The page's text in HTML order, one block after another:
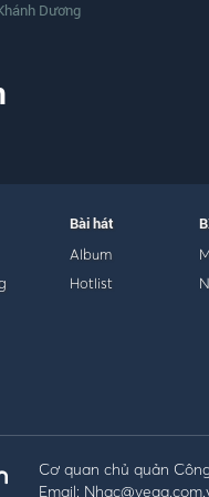
Dương
Bài hát
Album
Hotlist
Cơ quan chủ quản
Email: